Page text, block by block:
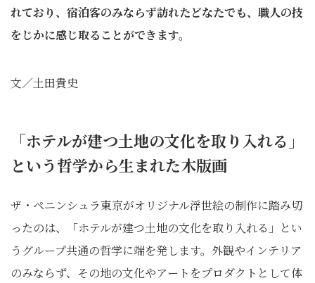
れており、宿泊客のみならず訪れたどなたでも、職人の技
をじかに感じ取ることができます。
文／土田貴史
「ホテルが建つ土地の文化を取り入れる」
という哲学から生まれた木版画
ザ・ペニンシュラ東京がオリジナル浮世絵の制作に踏み切
ったのは、「ホテルが建つ土地の文化を取り入れる」とい
うグループ共通の哲学に端を発します。外観やインテリア
のみならず、その地の文化やアートをプロダクトとして体